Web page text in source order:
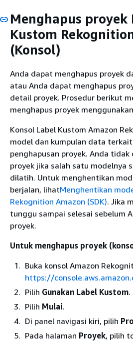
Menghapus proyek
Kustom
(Konsol)
Anda dapat menghapus proyek
atau Anda dapat menghapus
detail proyek. Prosedur berikut
menghapus proyek
Konsol Label Kustom Amazon
model dan kumpulan data
penghapusan proyek. Anda
proyek jika salah satu modelnya
dilatih. Untuk menghentikan
berjalan, lihatMenghentikan
Rekognition Amazon (SDK). Jika
tunggu sampai selesai sebelum
proyek.
Untuk menghapus proyek
Buka konsol Amazon
https://
Pilih Gunakan Label Kustom.
Pilih Mulai.
Di panel navigasi kiri, pilih
Pada halaman Proyek, pilih